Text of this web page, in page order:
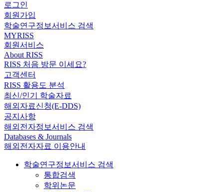
로그인
회원가입
학술연구정보서비스 검색
MYRISS
회원서비스
About RISS
RISS 처음 방문 이세요?
고객센터
RISS 활용도 분석
최신/인기 학술자료
해외자료신청(E-DDS)
공지사항
해외전자정보서비스 검색
Databases & Journals
해외전자자료 이용안내
학술연구정보서비스 검색
통합검색
학위논문